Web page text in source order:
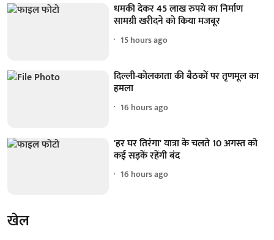
धमकी देकर 45 लाख रुपये का निर्माण
सामग्री खरीदने को किया मजबूर
15 hours ago
दिल्ली-कोलकाता की बैठकों पर तृणमूल का
हमला
16 hours ago
'हर घर तिरंगा' यात्रा के चलते 10 अगस्त को
कई सड़कें रहेंगी बंद
16 hours ago
खेल